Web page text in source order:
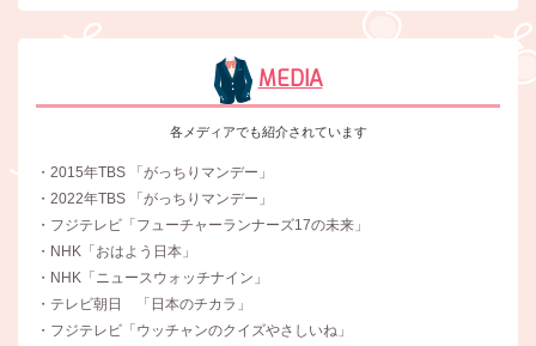
MEDIA
各メディアでも紹介されています
・2015年TBS 「がっちりマンデー」
・2022年TBS 「がっちりマンデー」
・フジテレビ「フューチャーランナーズ17の未来」
・NHK「おはよう日本」
・NHK「ニュースウォッチナイン」
・テレビ朝日 「日本のチカラ」
・フジテレビ「ウッチャンのクイズやさしいね」